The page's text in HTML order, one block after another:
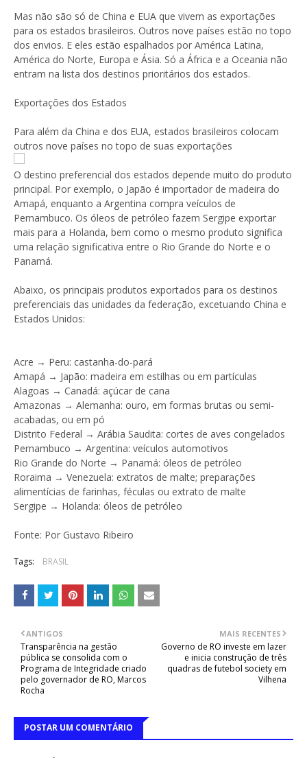
Mas não são só de China e EUA que vivem as exportações
para os estados brasileiros. Outros nove países estão no topo
dos envios. E eles estão espalhados por América Latina,
América do Norte, Europa e Ásia. Só a África e a Oceania não
entram na lista dos destinos prioritários dos estados.
Exportações dos Estados
Para além da China e dos EUA, estados brasileiros colocam
outros nove países no topo de suas exportações
O destino preferencial dos estados depende muito do produto
principal. Por exemplo, o Japão é importador de madeira do
Amapá, enquanto a Argentina compra veículos de
Pernambuco. Os óleos de petróleo fazem Sergipe exportar
mais para a Holanda, bem como o mesmo produto significa
uma relação significativa entre o Rio Grande do Norte e o
Panamá.
Abaixo, os principais produtos exportados para os destinos
preferenciais das unidades da federação, excetuando China e
Estados Unidos:
Acre → Peru: castanha-do-pará
Amapá → Japão: madeira em estilhas ou em partículas
Alagoas → Canadá: açúcar de cana
Amazonas → Alemanha: ouro, em formas brutas ou semi-
acabadas, ou em pó
Distrito Federal → Arábia Saudita: cortes de aves congelados
Pernambuco → Argentina: veículos automotivos
Rio Grande do Norte → Panamá: óleos de petróleo
Roraima → Venezuela: extratos de malte; preparações
alimentícias de farinhas, féculas ou extrato de malte
Sergipe → Holanda: óleos de petróleo
Fonte: Por Gustavo Ribeiro
Tags: BRASIL
MAIS RECENTES
Governo de RO investe em lazer
e inicia construção de três
quadras de futebol society em
Vilhena
ANTIGOS
Transparência na gestão
pública se consolida com o
Programa de Integridade criado
pelo governador de RO, Marcos
Rocha
POSTAR UM COMENTÁRIO